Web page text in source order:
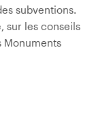
subventions.
sur les conseils
Monuments